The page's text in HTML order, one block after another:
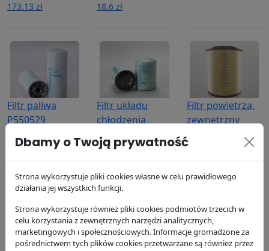
173.13 zł
18.6 zł
Filtr paliwa
P550529
97.47 zł
Filtr układu
chłodzenia
P552096
Donaldson
61.2 zł
Filtr powietrza,
zewnętrzny
P951102
Donaldson
305.37 zł
Dbamy o Twoją prywatność
Strona wykorzystuje pliki cookies własne w celu prawidłowego
działania jej wszystkich funkcji.
Strona wykorzystuje również pliki cookies podmiotów trzecich w
celu korzystania z zewnętrznych narzędzi analitycznych,
marketingowych i społecznościowych. Informacje gromadzone za
pośrednictwem tych plików cookies przetwarzane są również przez